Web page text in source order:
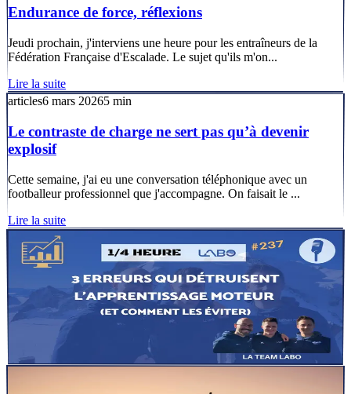
Endurance de force, réflexions
Jeudi prochain, j'interviens une heure pour les entraîneurs de la
Fédération Française d'Escalade. Le sujet qu'ils m'on...
Lire la suite
articles6 mars 20265 min
Le contraste de charge ne sert pas qu’à devenir
explosif
Cette semaine, j'ai eu une conversation téléphonique avec un
footballeur professionnel que j'accompagne. On faisait le ...
Lire la suite
6 mars 2026
3 erreurs qui détruisent l'apprentissage moteur et
comment les éviter
Découvrez trois erreurs courantes dans l'apprentissage moteur et
apprenez à les éviter pour optimiser vos séances de coa...
Lire la suite